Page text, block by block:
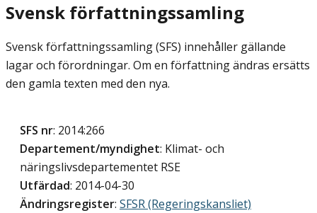
Svensk författningssamling
Svensk författningssamling (SFS) innehåller gällande
lagar och förordningar. Om en författning ändras ersätts
den gamla texten med den nya.
SFS nr: 2014:266
Departement/myndighet: Klimat- och
näringslivsdepartementet RSE
Utfärdad: 2014-04-30
Ändringsregister: SFSR (Regeringskansliet)